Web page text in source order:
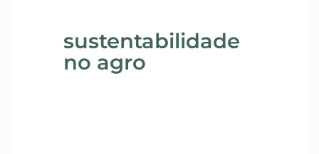
sustentabilidade
no agro